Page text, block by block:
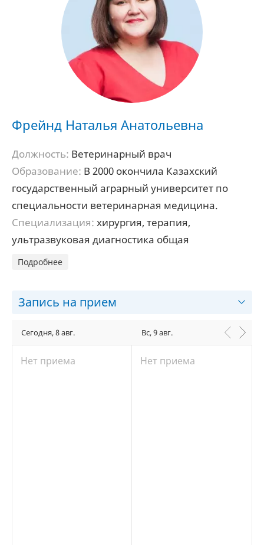
Фрейнд Наталья Анатольевна
Должность: Ветеринарный врач
Образование: В 2000 окончила Казахский
государственный аграрный университет по
специальности ветеринарная медицина.
Специализация: хирургия, терапия,
ультразвуковая диагностика общая
Подробнее
Запись на прием
Сегодня, 8 авг.
Нет приема
Вс, 9 авг.
Нет приема